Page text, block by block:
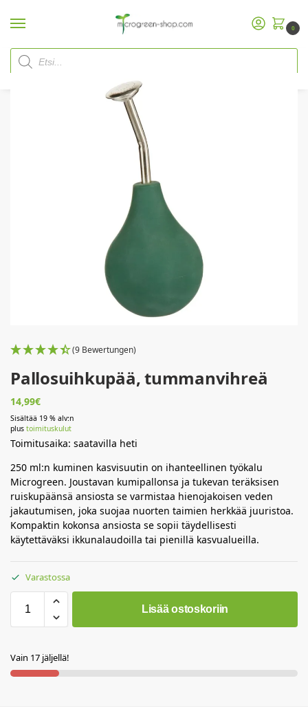
0
Etusivu / Microgreen Shop
(9 Bewertungen)
Pallosuihkupää, tummanvihreä
14,99€
Sisältää 19 % alv:n
plus toimituskulut
Toimitusaika: saatavilla heti
250 ml:n kuminen kasvisuutin on ihanteellinen työkalu
Microgreen. Joustavan kumipallonsa ja tukevan teräksisen
ruiskupäänsä ansiosta se varmistaa hienojakoisen veden
jakautumisen, joka suojaa nuorten taimien herkkää juuristoa.
Kompaktin kokonsa ansiosta se sopii täydellisesti
käytettäväksi ikkunalaudoilla tai pienillä kasvualueilla.
Varastossa
Lisää ostoskoriin
Vain 17 jäljellä!